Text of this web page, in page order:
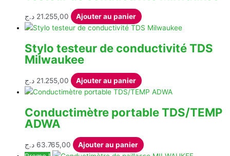
options
peuvent
être
du
21.255,00 د.ج Ajouter au panier
Stylo testeur de conductivité TDS
Milwaukee
21.255,00 د.ج Ajouter au panier
Conductimètre portable TDS/TEMP
ADWA
63.765,00 د.ج
Ajouter au panier